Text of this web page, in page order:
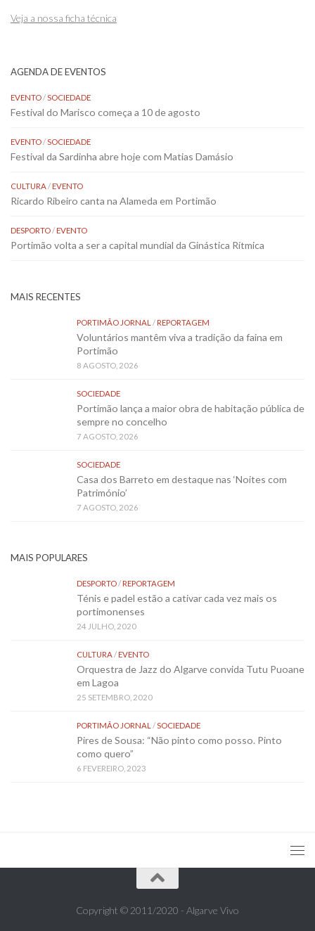
Veja a nossa ficha técnica
AGENDA DE EVENTOS
EVENTO/SOCIEDADE
Festival do Marisco começa a 10 de agosto
EVENTO/SOCIEDADE
Festival da Sardinha abre hoje com Matias Damásio
CULTURA/EVENTO
Ricardo Ribeiro canta na Alameda em Portimão
DESPORTO/EVENTO
Portimão volta a ser a capital mundial da Ginástica Rítmica
MAIS RECENTES
PORTIMÃO JORNAL /REPORTAGEM
Voluntários mantêm viva a tradição da faina em
Portimão
8 AGOSTO, 2026
SOCIEDADE
Portimão lança a maior obra de habitação pública de
sempre no concelho
7 AGOSTO, 2026
SOCIEDADE
Casa dos Barreto em destaque nas ‘Noites com
Património’
7 AGOSTO, 2026
MAIS POPULARES
DESPORTO/REPORTAGEM
Ténis e padel estão a cativar cada vez mais os
portimonenses
24 JULHO, 2020
CULTURA/EVENTO
Orquestra de Jazz do Algarve convida Tutu Puoane
em Lagoa
25 SETEMBRO, 2020
PORTIMÃO JORNAL /SOCIEDADE
Pires de Sousa: “Não pinto como posso. Pinto
como quero”
6 FEVEREIRO, 2023
Copyright © 2011/2020 - Algarve Vivo